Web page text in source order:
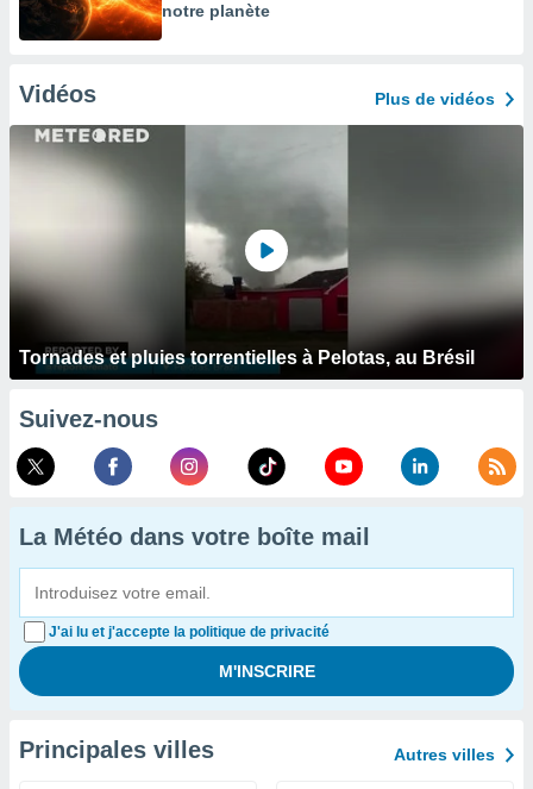
notre planète
Vidéos Plus de vidéos
Tornades et pluies torrentielles à Pelotas, au Brésil
Suivez-nous
La Météo dans votre boîte mail
J'ai lu et j'accepte la politique de privacité
Principales villes Autres villes